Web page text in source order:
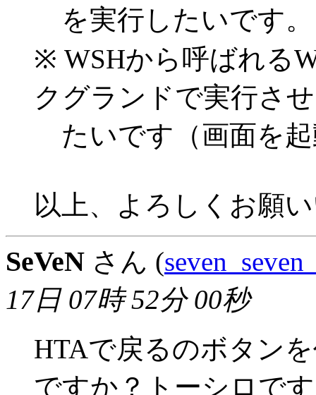
を実行したいです。
※ WSHから呼ばれる
クグランドで実行させ
たいです（画面を
以上、よろしくお願
SeVeN さん (
17日 07時 52分 00秒
HTAで戻るのボタン
ですか？トーシロで